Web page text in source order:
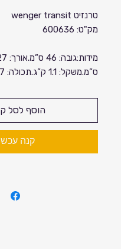
רגיל
מחיר טרנזיט wenger transit
מק"ט: 600636
גודל של
מכשירים אלקטרוניים ניידים
אינץ’.פאנל קשיח ומייצב,
ומגן על המחשב
הוסף לסל
קנה